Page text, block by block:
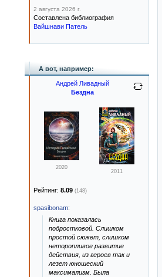
2 августа 2026 г.
Составлена библиография
Вайшнави Патель
А вот, например:
Андрей Ливадный
Бездна
2020
2011
Рейтинг: 8.09 (148)
spasibonam:
Книга показалась
подростковой. Слишком
простой сюжет, слишком
неторопливое развитие
действия, из героев так и
лезет юношеский
максимализм. Была